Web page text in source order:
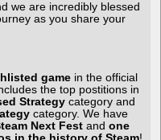
we are incredibly blessed
as you share your
game in the official
the top postitions in
Strategy category and
category. We have
Next Fest andone